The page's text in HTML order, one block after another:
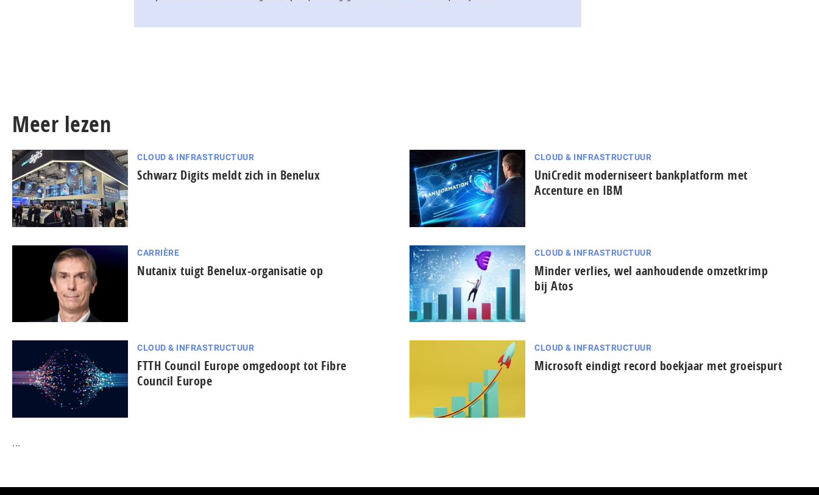
Meer lezen
CLOUD & INFRASTRUCTUUR
Schwarz Digits meldt zich in Benelux
CLOUD & INFRASTRUCTUUR
UniCredit moderniseert bankplatform met
Accenture en IBM
CARRIÈRE
Nutanix tuigt Benelux-organisatie op
CLOUD & INFRASTRUCTUUR
Minder verlies, wel aanhoudende omzetkrimp
bij Atos
CLOUD & INFRASTRUCTUUR
FTTH Council Europe omgedoopt tot Fibre
Council Europe
CLOUD & INFRASTRUCTUUR
Microsoft eindigt record boekjaar met groeispurt
...